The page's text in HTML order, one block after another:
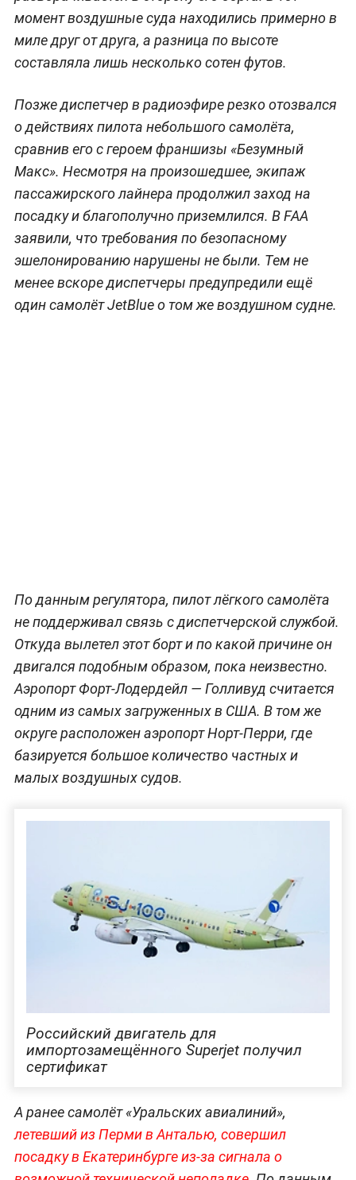
момент воздушные суда находились примерно в
миле друг от друга, а разница по высоте
составляла лишь несколько сотен футов.
Позже диспетчер в радиоэфире резко отозвался
о действиях пилота небольшого самолёта,
сравнив его с героем франшизы «Безумный
Макс». Несмотря на произошедшее, экипаж
пассажирского лайнера продолжил заход на
посадку и благополучно приземлился. В FAA
заявили, что требования по безопасному
эшелонированию нарушены не были. Тем не
менее вскоре диспетчеры предупредили ещё
один самолёт JetBlue о том же воздушном судне.
По данным регулятора, пилот лёгкого самолёта
не поддерживал связь с диспетчерской службой.
Откуда вылетел этот борт и по какой причине он
двигался подобным образом, пока неизвестно.
Аэропорт Форт-Лодердейл — Голливуд считается
одним из самых загруженных в США. В том же
округе расположен аэропорт Норт-Перри, где
базируется большое количество частных и
малых воздушных судов.
Российский двигатель для
импортозамещённого Superjet получил
сертификат
А ранее самолёт «Уральских авиалиний»,
летевший из Перми в Анталью, совершил
посадку в Екатеринбурге из-за сигнала о